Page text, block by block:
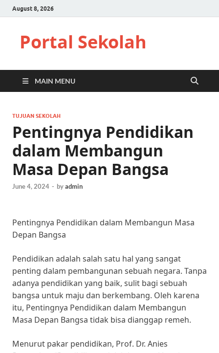
August 8, 2026
Portal Sekolah
MAIN MENU
TUJUAN SEKOLAH
Pentingnya Pendidikan
dalam Membangun
Masa Depan Bangsa
June 4, 2024 - byadmin
Pentingnya Pendidikan dalam Membangun Masa
Depan Bangsa
Pendidikan adalah salah satu hal yang sangat
penting dalam pembangunan sebuah negara. Tanpa
adanya pendidikan yang baik, sulit bagi sebuah
bangsa untuk maju dan berkembang. Oleh karena
itu, Pentingnya Pendidikan dalam Membangun
Masa Depan Bangsa tidak bisa dianggap remeh.
Menurut pakar pendidikan, Prof. Dr. Anies